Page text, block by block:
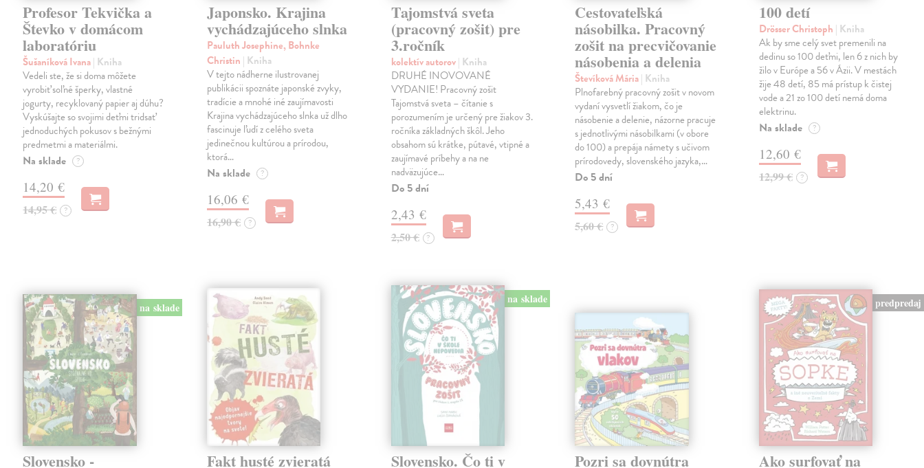
Profesor Tekvička a
Števko v domácom
laboratóriu
Šušaníková Ivana| Kniha
Vedeli ste, že si doma môžete
vyrobiť soľné šperky, vlastné
jogurty, recyklovaný papier aj dúhu?
Vyskúšajte so svojimi deťmi tridsať
jednoduchých pokusov s bežnými
predmetmi a materiálmi.
Na sklade ?
14,20 €
14,95 € ?
Japonsko. Krajina
vychádzajúceho slnka
Pauluth Josephine, Bohnke
Christin | Kniha
V tejto nádherne ilustrovanej
publikácii spoznáte japonské zvyky,
tradície a mnohé iné zaujímavosti
Krajina vychádzajúceho slnka už dlho
fascinuje ľudí z celého sveta
jedinečnou kultúrou a prírodou,
ktorá…
Na sklade ?
16,06 €
16,90 € ?
Tajomstvá sveta
(pracovný zošit) pre
3.ročník
kolektív autorov| Kniha
DRUHÉ INOVOVANÉ
VYDANIE! Pracovný zošit
Tajomstvá sveta – čítanie s
porozumením je určený pre žiakov 3.
ročníka základných škôl. Jeho
obsahom sú krátke, pútavé, vtipné a
zaujímavé príbehy a na ne
nadväzujúce…
Do 5 dní
2,43 €
2,50 € ?
Cestovateľská
násobilka. Pracovný
zošit na precvičovanie
násobenia a delenia
Števíková Mária| Kniha
Plnofarebný pracovný zošit v novom
vydaní vysvetlí žiakom, čo je
násobenie a delenie, názorne pracuje
s jednotlivými násobilkami (v obore
do 100) a prepája námety s učivom
prírodovedy, slovenského jazyka,…
Do 5 dní
5,43 €
5,60 € ?
100 detí
Drösser Christoph | Kniha
Ak by sme celý svet premenili na
dedinu so 100 deťmi, len 6 z nich by
žilo v Európe a 56 v Ázii. V mestách
žije 48 detí, 85 má prístup k čistej
vode a 21 zo 100 detí nemá doma
elektrinu.
Na sklade ?
12,60 €
12,99 € ?
na sklade
Slovensko - Fakt husté zvieratá
na sklade
Slovensko. Čo ti v Pozri sa dovnútra
predpredaj
Ako surfovať na